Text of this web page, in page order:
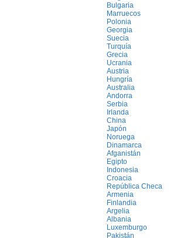
Bulgaria
Marruecos
Polonia
Georgia
Suecia
Turquía
Grecia
Ucrania
Austria
Hungría
Australia
Andorra
Serbia
Irlanda
China
Japón
Noruega
Dinamarca
Afganistán
Egipto
Indonesia
Croacia
República Checa
Armenia
Finlandia
Argelia
Albania
Luxemburgo
Pakistán